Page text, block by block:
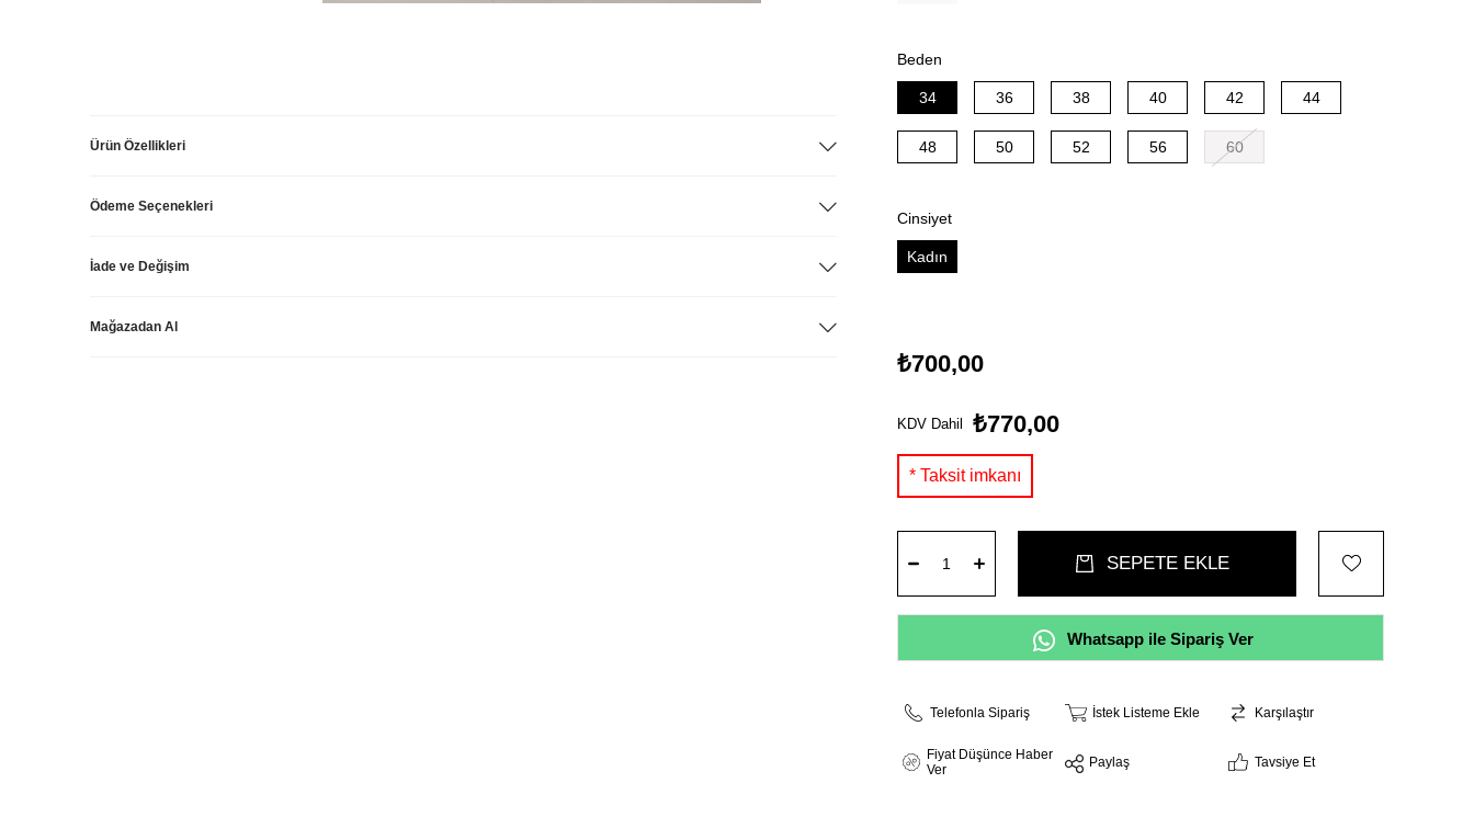
Ürün Özellikleri
Ödeme Seçenekleri
İade ve Değişim
Mağazadan Al
Beden
34 36 38 40 42 44
48 50 52 56 60
Cinsiyet
Kadın
₺700,00
KDV Dahil ₺770,00
Whatsapp ile Sipariş Ver
Telefonla Sipariş İstek Listeme Ekle Karşılaştır
Fiyat Düşünce Haber
Ver
Paylaş Tavsiye Et